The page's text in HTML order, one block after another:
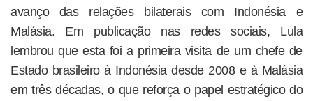
avanço das relações bilaterais com Indonésia e
Malásia. Em publicação nas redes sociais, Lula
lembrou que esta foi a primeira visita de um chefe de
Estado brasileiro à Indonésia desde 2008 e à Malásia
em três décadas, o que reforça o papel estratégico do